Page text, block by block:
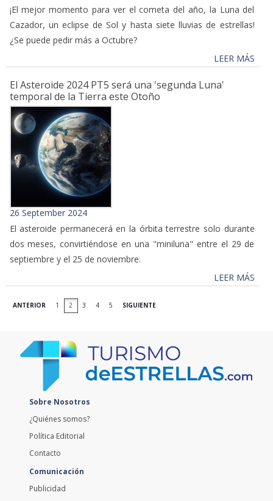
¡El mejor momento para ver el cometa del año, la Luna del
Cazador, un eclipse de Sol y hasta siete lluvias de estrellas!
¿Se puede pedir más a Octubre?
LEER MÁS
El Asteroide 2024 PT5 será una 'segunda Luna'
temporal de la Tierra este Otoño
26 September 2024
El asteroide permanecerá en la órbita terrestre solo durante
dos meses, convirtiéndose en una "miniluna" entre el 29 de
septiembre y el 25 de noviembre.
LEER MÁS
ANTERIOR 1 2 3 4 5 SIGUIENTE
Sobre Nosotros
¿Quiénes somos?
Política Editorial
Contacto
Comunicación
Publicidad